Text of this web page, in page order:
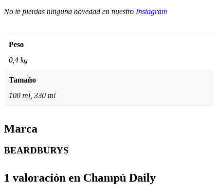
No te pierdas ninguna novedad en nuestro Instagram
Peso
0,4 kg
Tamaño
100 ml, 330 ml
Marca
BEARDBURYS
1 valoración en Champú Daily